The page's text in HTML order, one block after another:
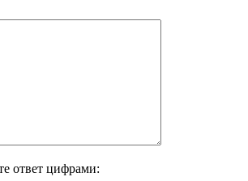
ответ цифрами: